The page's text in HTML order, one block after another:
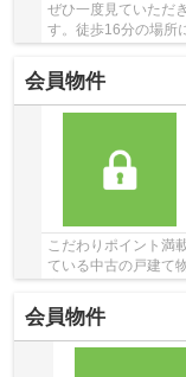
ぜひ一度見ていただ
す。徒歩16分の場所
会員物件
こだわりポイント満
ている中古の戸建て
会員物件